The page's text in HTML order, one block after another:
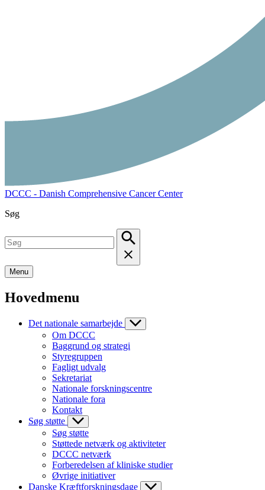
DCCC - Danish Comprehensive Cancer Center
Søg
Menu
Hovedmenu
Det nationale samarbejde
Om DCCC
Baggrund og strategi
Styregruppen
Fagligt udvalg
Sekretariat
Nationale forskningscentre
Nationale fora
Kontakt
Søg støtte
Søg støtte
Støttede netværk og aktiviteter
DCCC netværk
Forberedelsen af kliniske studier
Øvrige initiativer
Danske Kræftforskningsdage